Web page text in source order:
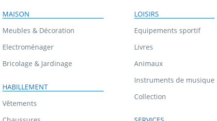
MAISON
Meubles & Décoration
Electroménager
Bricolage & Jardinage
HABILLEMENT
Vêtements
LOISIRS
Equipements sportif
Livres
Animaux
Instruments de musique
Collection